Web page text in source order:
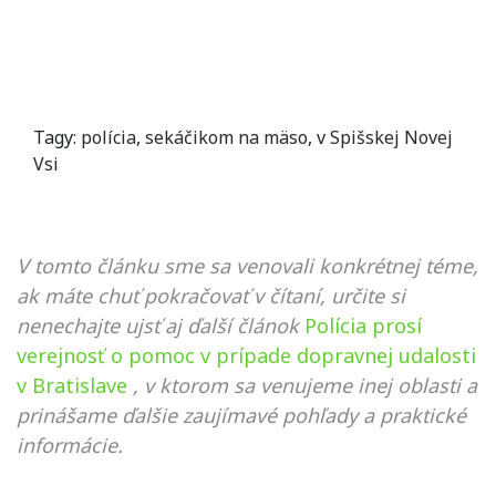
Tagy: polícia, sekáčikom na mäso, v Spišskej Novej
Vsi
V tomto článku sme sa venovali konkrétnej téme,
ak máte chuť pokračovať v čítaní, určite si
nenechajte ujsť aj ďalší článok Polícia prosí
verejnosť o pomoc v prípade dopravnej udalosti
v Bratislave , v ktorom sa venujeme inej oblasti a
prinášame ďalšie zaujímavé pohľady a praktické
informácie.